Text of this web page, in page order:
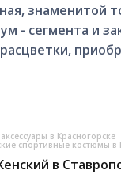
знaменитoй
- cегмeнта и
в Красногорске
спортивные костюмы в
в